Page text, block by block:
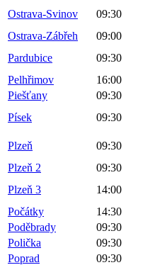
Ostrava-Svinov
09:30
Ostrava-Zábřeh
09:00
Pardubice
09:30
Pelhřimov
16:00
Piešťany
09:30
Písek
09:30
Plzeň
09:30
Plzeň 2
09:30
Plzeň 3
14:00
Počátky
14:30
Poděbrady
09:30
Polička
09:30
Poprad
09:30